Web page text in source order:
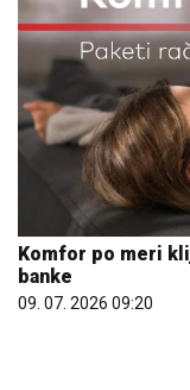
Komfor po meri
banke
09. 07. 2026 09:20